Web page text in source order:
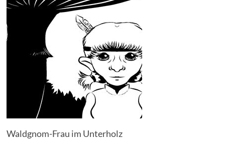
Waldgnom-Frau im Unterholz